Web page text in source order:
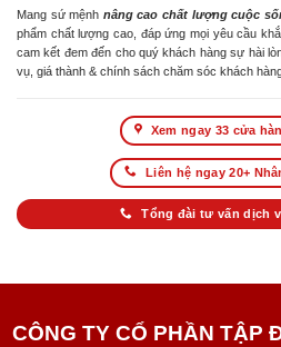
Mang sứ mệnh nâng cao chất lượng cuộc
phẩm chất lượng cao, đáp ứng mọi yêu cầu
cam kết đem đến cho quý khách hàng sự hài
vụ, giá thành & chính sách chăm sóc khách
Xem ngay 33 cửa
Liên hệ ngay 20+
Tổng đài tư vấn dịch
CÔNG TY CỔ PHẦN TẬP